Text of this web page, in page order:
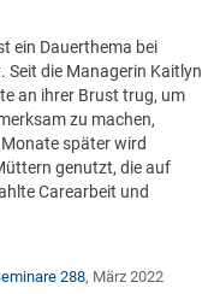
ein Dauerthema bei
Seit die Managerin Kaitlyn
an ihrer Brust trug, um
zu machen,
später wird
genutzt, die auf
Carearbeit und
288, März 2022